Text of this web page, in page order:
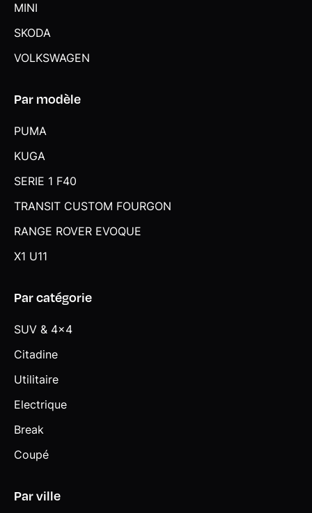
MINI
SKODA
VOLKSWAGEN
Par modèle
PUMA
KUGA
SERIE 1 F40
TRANSIT CUSTOM FOURGON
RANGE ROVER EVOQUE
X1 U11
Par catégorie
SUV & 4x4
Citadine
Utilitaire
Electrique
Break
Coupé
Par ville